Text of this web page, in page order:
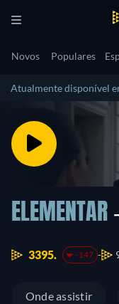
Novos Populares
Atualmente disponível
ELEMENTAR
3395. -147
Onde assistir